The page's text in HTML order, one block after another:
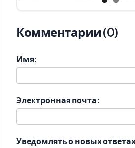
Комментарии (0)
Имя:
Электронная почта:
Уведомлять о новых